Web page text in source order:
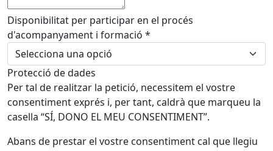
Disponibilitat per participar en el procés
d'acompanyament i formació *
Protecció de dades
Per tal de realitzar la petició, necessitem el vostre
consentiment exprés i, per tant, caldrà que marqueu la
casella “SÍ, DONO EL MEU CONSENTIMENT”.
Abans de prestar el vostre consentiment cal que llegiu